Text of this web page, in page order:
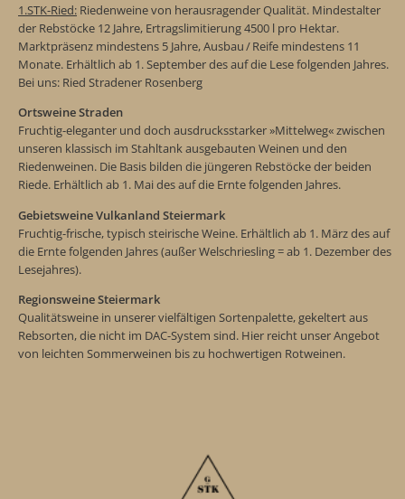
1.STK-Ried: Riedenweine von herausragender Qualität. Mindestalter
der Rebstöcke 12 Jahre, Ertragslimitierung 4500 l pro Hektar.
Marktpräsenz mindestens 5 Jahre, Ausbau / Reife mindestens 11
Monate. Erhältlich ab 1. September des auf die Lese folgenden Jahres.
Bei uns: Ried Stradener Rosenberg
Ortsweine Straden
Fruchtig-eleganter und doch ausdrucksstarker »Mittelweg« zwischen
unseren klassisch im Stahltank ausgebauten Weinen und den
Riedenweinen. Die Basis bilden die jüngeren Rebstöcke der beiden
Riede. Erhältlich ab 1. Mai des auf die Ernte folgenden Jahres.
Gebietsweine Vulkanland Steiermark
Fruchtig-frische, typisch steirische Weine. Erhältlich ab 1. März des auf
die Ernte folgenden Jahres (außer Welschriesling = ab 1. Dezember des
Lesejahres).
Regionsweine Steiermark
Qualitätsweine in unserer vielfältigen Sortenpalette, gekeltert aus
Rebsorten, die nicht im DAC-System sind. Hier reicht unser Angebot
von leichten Sommerweinen bis zu hochwertigen Rotweinen.